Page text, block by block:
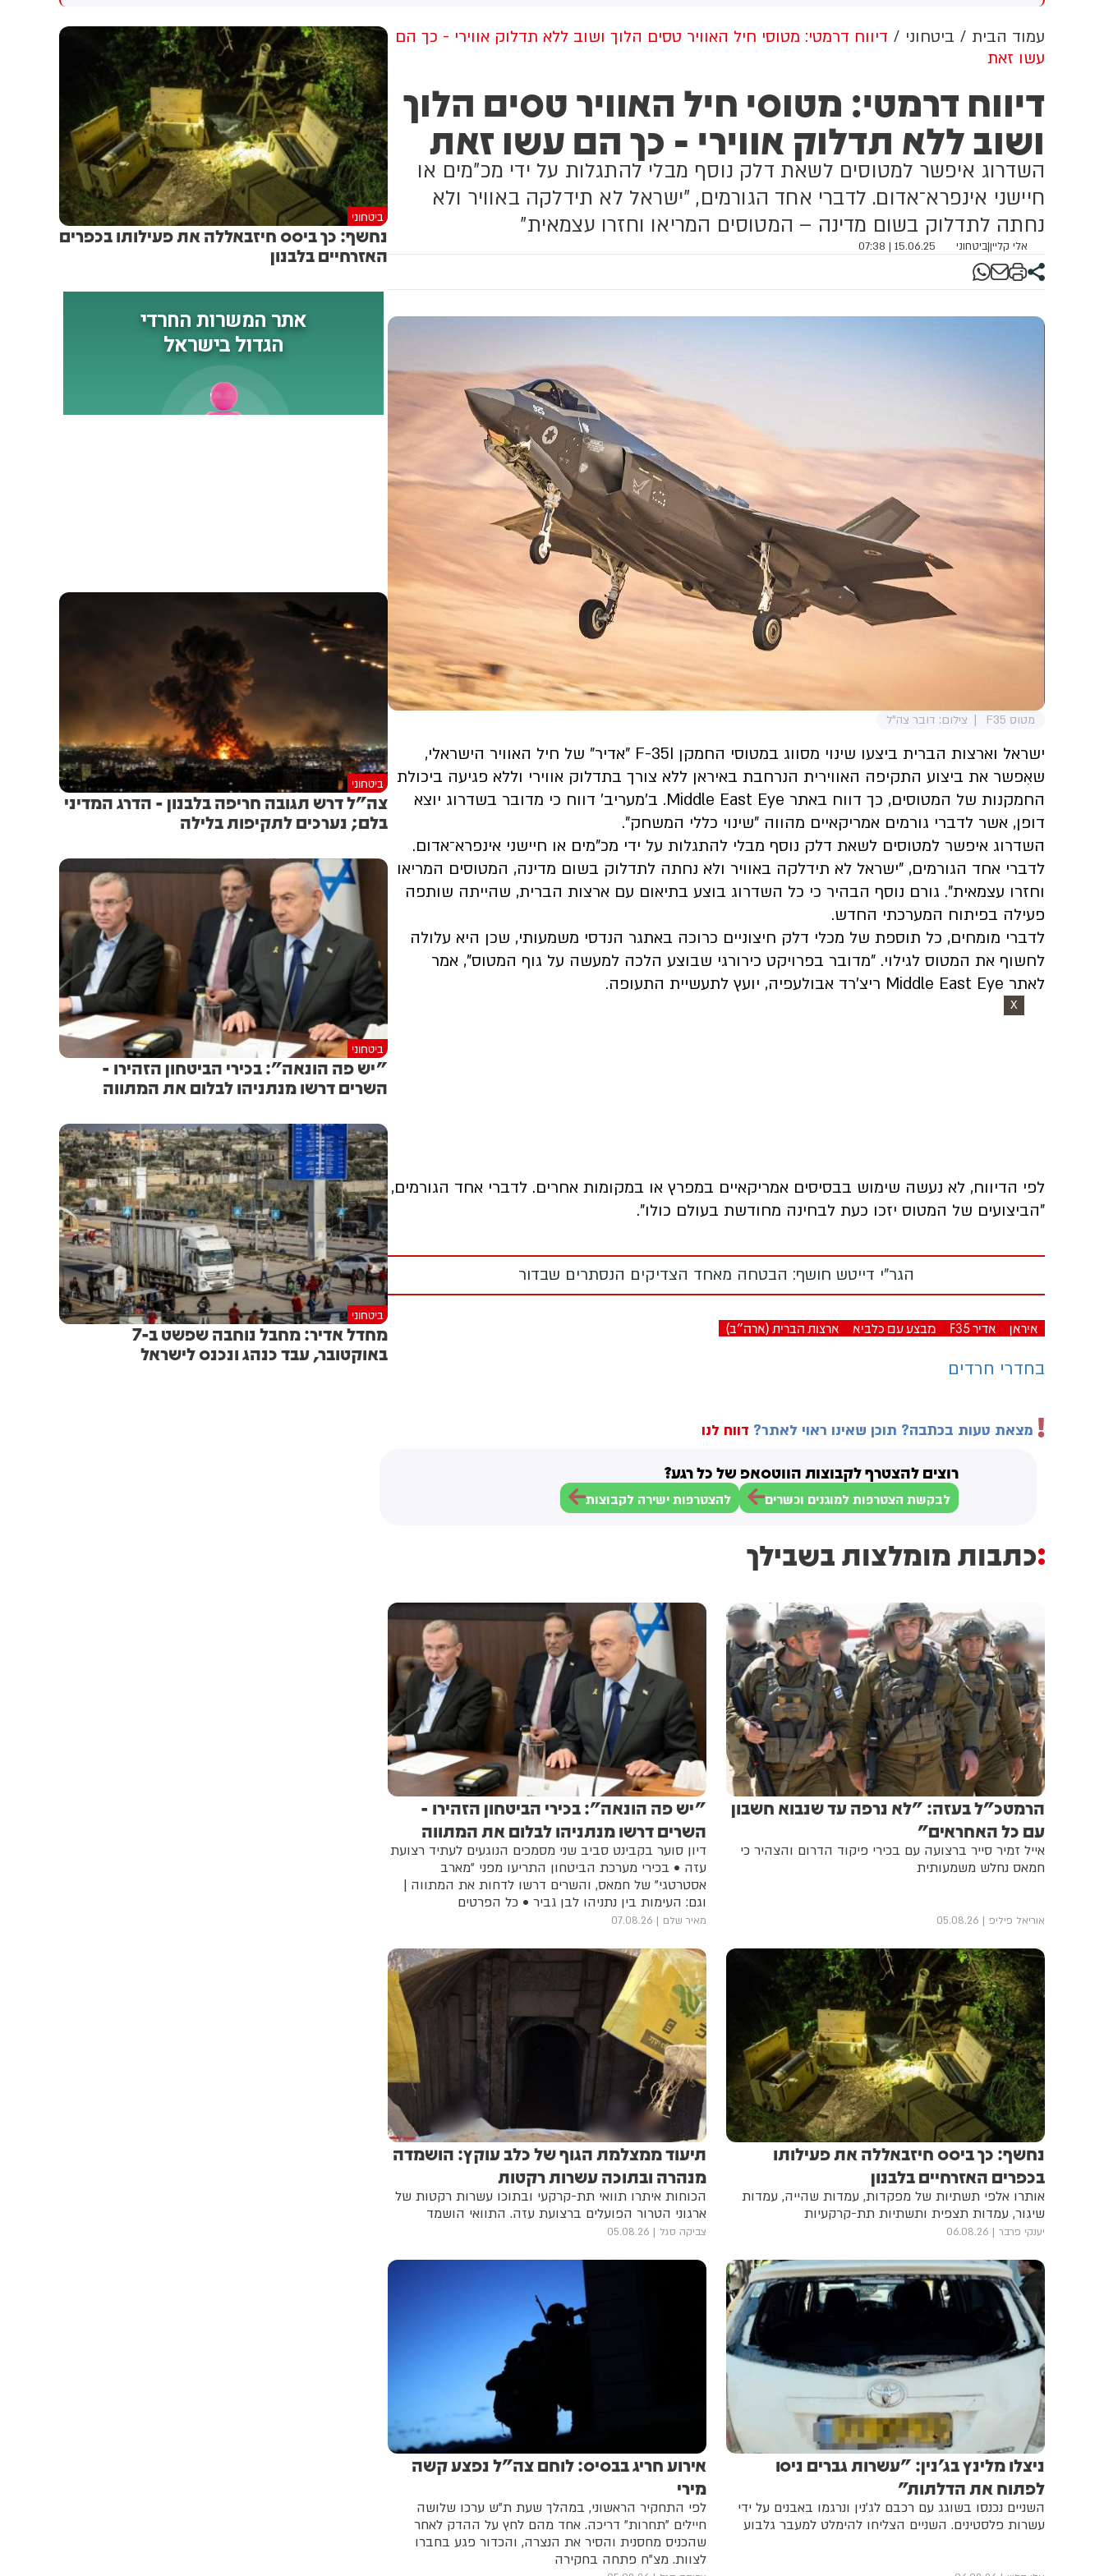
רפואי בזירה
עולה מניתוח חדש של
בצרפתית, אנגלית וספרדית,
בטענה שיהודים הם שהציתו
במכוון את השריפות בצרפת,
ספרד ונורבגיה בטרה להרוויח
פוליטית או כלכלית מהמצב.
הבוקר בשכונת בקעה בירושלים
בזמן מעבר בהורמוז, שלושה
מהם במהלך השבוע
עמוד הבית ביטחוני
דיווח דרמטי: מטוסי חיל האוויר טסים הלוך ושוב ללא תדלוק אווירי - כך הם
עשו זאת
דיווח דרמטי: מטוסי חיל האוויר טסים הלוך
ושוב ללא תדלוק אווירי - כך הם עשו זאת
השדרוג איפשר למטוסים לשאת דלק נוסף מבלי להתגלות על ידי מכ"מים או
חיישני אינפרא־אדום. לדברי אחד הגורמים, "ישראל לא תידלקה באוויר ולא
נחתה לתדלוק בשום מדינה – המטוסים המריאו וחזרו עצמאית"
אלי קליין|ביטחוני 15.06.25 | 07:38
מטוס F35 צילום: דובר צה"ל
ישראל וארצות הברית ביצעו שינוי מסווג במטוסי החמקן F-35I "אדיר" של חיל האוויר הישראלי,
שאִפשר את ביצוע התקיפה האווירית הנרחבת באיראן ללא צורך בתדלוק אווירי וללא פגיעה ביכולת
החמקנות של המטוסים, כך דווח באתר Middle East Eye. ב'מעריב' דווח כי מדובר בשדרוג יוצא
דופן, אשר לדברי גורמים אמריקאיים מהווה "שינוי כללי המשחק".
השדרוג איפשר למטוסים לשאת דלק נוסף מבלי להתגלות על ידי מכ"מים או חיישני אינפרא־אדום.
לדברי אחד הגורמים, "ישראל לא תידלקה באוויר ולא נחתה לתדלוק בשום מדינה, המטוסים המריאו
וחזרו עצמאית". גורם נוסף הבהיר כי כל השדרוג בוצע בתיאום עם ארצות הברית, שהייתה שותפה
פעילה בפיתוח המערכתי החדש.
לדברי מומחים, כל תוספת של מכלי דלק חיצוניים כרוכה באתגר הנדסי משמעותי, שכן היא עלולה
לחשוף את המטוס לגילוי. "מדובר בפרויקט כירורגי שבוצע הלכה למעשה על גוף המטוס", אמר
לאתר Middle East Eye ריצ'רד אבולעפיה, יועץ לתעשיית התעופה.
X
לפי הדיווח, לא נעשה שימוש בבסיסים אמריקאיים במפרץ או במקומות אחרים. לדברי אחד הגורמים,
"הביצועים של המטוס יזכו כעת לבחינה מחודשת בעולם כולו".
הגר"י דייטש חושף: הבטחה מאחד הצדיקים הנסתרים שבדור
איראן אדיר F35 מבצע עם כלביא ארצות הברית (ארה"ב)
בחדרי חרדים
מצאת טעות בכתבה? תוכן שאינו ראוי לאתר? דווח לנו
רוצים להצטרף לקבוצות הווטסאפ של כל רגע?
לבקשת הצטרפות למוגנים וכשרים להצטרפות ישירה לקבוצות
כתבות מומלצות בשבילך
הרמטכ"ל בעזה: "לא נרפה עד שנבוא חשבון
עם כל האחראים"
אייל זמיר סייר ברצועה עם בכירי פיקוד הדרום והצהיר כי
חמאס נחלש משמעותית
אוריאל פיליפ 05.08.26
"יש פה הונאה": בכירי הביטחון הזהירו -
השרים דרשו מנתניהו לבלום את המתווה
דיון סוער בקבינט סביב שני מסמכים הנוגעים לעתיד רצועת
עזה • בכירי מערכת הביטחון התריעו מפני "מארב
אסטרטגי" של חמאס, והשרים דרשו לדחות את המתווה |
וגם: העימות בין נתניהו לבן גביר • כל הפרטים
מאיר שלם 07.08.26
נחשף: כך ביסס חיזבאללה את פעילותו
בכפרים האזרחיים בלבנון
אותרו אלפי תשתיות של מפקדות, עמדות שהייה, עמדות
שיגור, עמדות תצפית ותשתיות תת-קרקעיות
יענקי פרבר 06.08.26
תיעוד ממצלמת הגוף של כלב עוקץ: הושמדה
מנהרה ובתוכה עשרות רקטות
הכוחות איתרו תוואי תת-קרקעי ובתוכו עשרות רקטות של
ארגוני הטרור הפועלים ברצועת עזה. התוואי הושמד
צביקה סגל 05.08.26
ניצלו מלינץ בג'נין: "עשרות גברים ניסו
לפתוח את הדלתות"
השניים נכנסו בשוגג עם רכבם לג'נין ונרגמו באבנים על ידי
עשרות פלסטינים. השניים הצליחו להימלט למעבר גלבוע
אירוע חריג בבסיס: לוחם צה"ל נפצע קשה
מירי
לפי התחקיר הראשוני, במהלך שעת ת"ש ערכו שלושה
חיילים "תחרות" דריכה. אחד מהם לחץ על ההדק לאחר
שהכניס מחסנית והסיר את הנצרה, והכדור פגע בחברו
לצוות. מצ"ח פתחה בחקירה
ביטחוני
נחשף: כך ביסס חיזבאללה את פעילותו בכפרים
האזרחיים בלבנון
ביטחוני
צה"ל דרש תגובה חריפה בלבנון - הדרג המדיני
בלם; נערכים לתקיפות בלילה
ביטחוני
"יש פה הונאה": בכירי הביטחון הזהירו -
השרים דרשו מנתניהו לבלום את המתווה
ביטחוני
מחדל אדיר: מחבל נוחבה שפשט ב-7
באוקטובר, עבד כנהג ונכנס לישראל